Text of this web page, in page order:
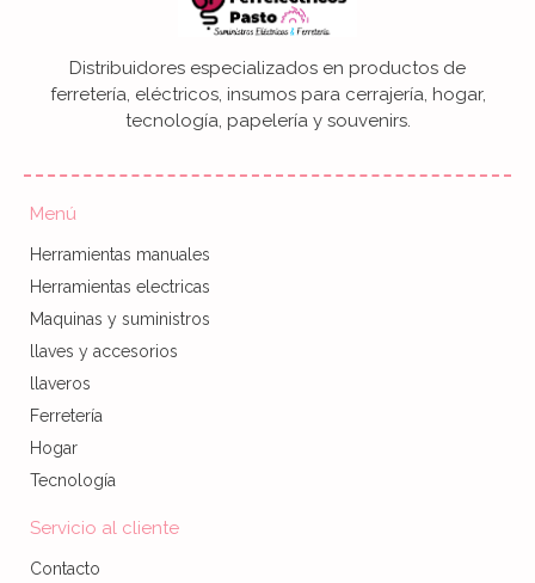
Distribuidores especializados en productos de
ferretería, eléctricos, insumos para cerrajería, hogar,
tecnología, papelería y souvenirs.
Menú
Herramientas manuales
Herramientas electricas
Maquinas y suministros
llaves y accesorios
llaveros
Ferretería
Hogar
Tecnología
Servicio al cliente
Contacto